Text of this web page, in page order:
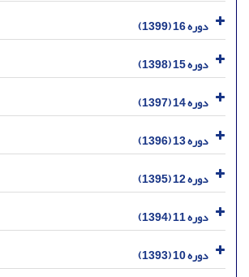
دوره 16 (1399)
دوره 15 (1398)
دوره 14 (1397)
دوره 13 (1396)
دوره 12 (1395)
دوره 11 (1394)
دوره 10 (1393)